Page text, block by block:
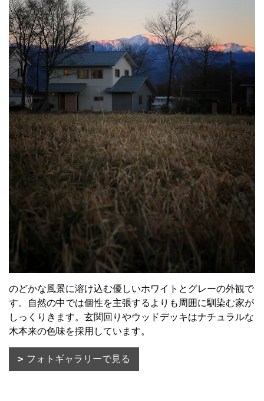
のどかな風景に溶け込む優しいホワイトとグレーの外観で
す。自然の中では個性を主張するよりも周囲に馴染む家が
しっくりきます。玄関回りやウッドデッキはナチュラルな
木本来の色味を採用しています。
フォトギャラリーで見る